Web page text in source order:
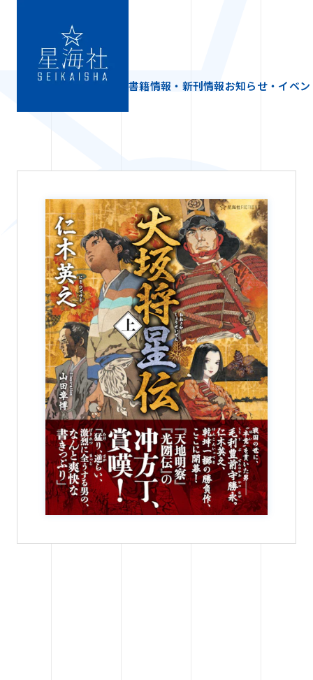
書籍情報・新刊情報お知らせ・イベン